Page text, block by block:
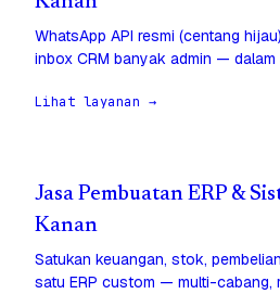
WhatsApp API resmi (centang
inbox CRM banyak admin — dalam
Lihat layanan →
Jasa Pembuatan ERP &
Kanan
Satukan keuangan, stok,
satu ERP custom — multi-cabang,